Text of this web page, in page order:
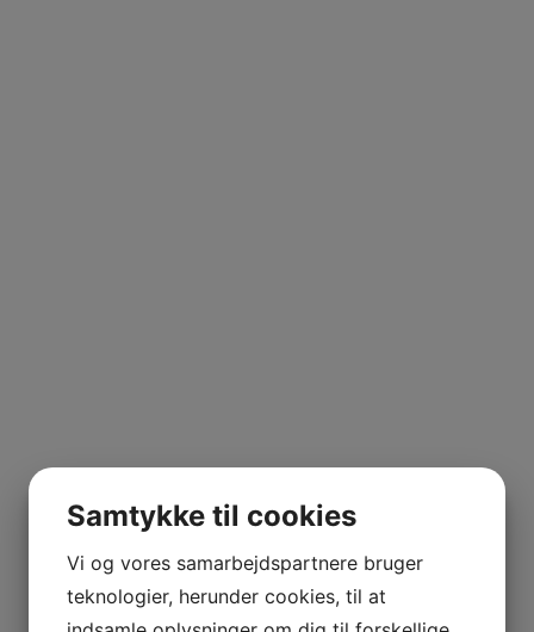
Samtykke til cookies
Vi og vores samarbejdspartnere bruger
teknologier, herunder cookies, til at